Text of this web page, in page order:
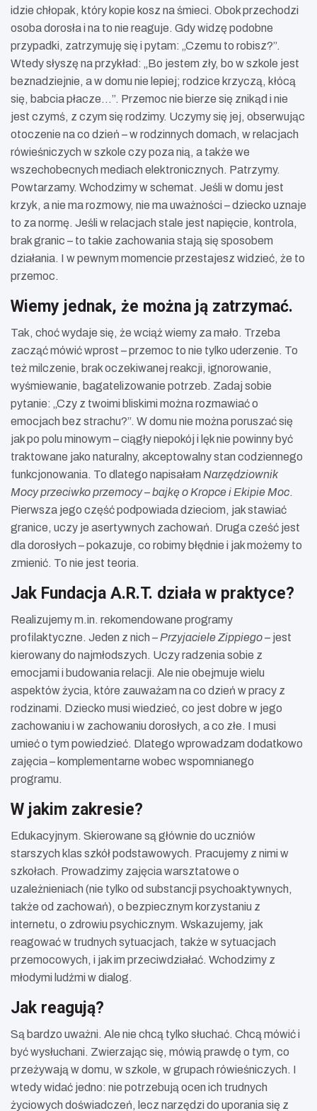
idzie chłopak, który kopie kosz na śmieci. Obok przechodzi
osoba dorosła i na to nie reaguje. Gdy widzę podobne
przypadki, zatrzymuję się i pytam: „Czemu to robisz?”.
Wtedy słyszę na przykład: „Bo jestem zły, bo w szkole jest
beznadziejnie, a w domu nie lepiej; rodzice krzyczą, kłócą
się, babcia płacze…”. Przemoc nie bierze się znikąd i nie
jest czymś, z czym się rodzimy. Uczymy się jej, obserwując
otoczenie na co dzień – w rodzinnych domach, w relacjach
rówieśniczych w szkole czy poza nią, a także we
wszechobecnych mediach elektronicznych. Patrzymy.
Powtarzamy. Wchodzimy w schemat. Jeśli w domu jest
krzyk, a nie ma rozmowy, nie ma uważności – dziecko uznaje
to za normę. Jeśli w relacjach stale jest napięcie, kontrola,
brak granic – to takie zachowania stają się sposobem
działania. I w pewnym momencie przestajesz widzieć, że to
przemoc.
Wiemy jednak, że można ją zatrzymać.
Tak, choć wydaje się, że wciąż wiemy za mało. Trzeba
zacząć mówić wprost – przemoc to nie tylko uderzenie. To
też milczenie, brak oczekiwanej reakcji, ignorowanie,
wyśmiewanie, bagatelizowanie potrzeb. Zadaj sobie
pytanie: „Czy z twoimi bliskimi można rozmawiać o
emocjach bez strachu?”. W domu nie można poruszać się
jak po polu minowym – ciągły niepokój i lęk nie powinny być
traktowane jako naturalny, akceptowalny stan codziennego
funkcjonowania. To dlatego napisałam Narzędziownik
Mocy przeciwko przemocy – bajkę o Kropce i Ekipie Moc.
Pierwsza jego część podpowiada dzieciom, jak stawiać
granice, uczy je asertywnych zachowań. Druga cześć jest
dla dorosłych – pokazuje, co robimy błędnie i jak możemy to
zmienić. To nie jest teoria.
Jak Fundacja A.R.T. działa w praktyce?
Realizujemy m.in. rekomendowane programy
profilaktyczne. Jeden z nich – Przyjaciele Zippiego– jest
kierowany do najmłodszych. Uczy radzenia sobie z
emocjami i budowania relacji. Ale nie obejmuje wielu
aspektów życia, które zauważam na co dzień w pracy z
rodzinami. Dziecko musi wiedzieć, co jest dobre w jego
zachowaniu i w zachowaniu dorosłych, a co złe. I musi
umieć o tym powiedzieć. Dlatego wprowadzam dodatkowo
zajęcia – komplementarne wobec wspomnianego
programu.
W jakim zakresie?
Edukacyjnym. Skierowane są głównie do uczniów
starszych klas szkół podstawowych. Pracujemy z nimi w
szkołach. Prowadzimy zajęcia warsztatowe o
uzależnieniach (nie tylko od substancji psychoaktywnych,
także od zachowań), o bezpiecznym korzystaniu z
internetu, o zdrowiu psychicznym. Wskazujemy, jak
reagować w trudnych sytuacjach, także w sytuacjach
przemocowych, i jak im przeciwdziałać. Wchodzimy z
młodymi ludźmi w dialog.
Jak reagują?
Są bardzo uważni. Ale nie chcą tylko słuchać. Chcą mówić i
być wysłuchani. Zwierzając się, mówią prawdę o tym, co
przeżywają w domu, w szkole, w grupach rówieśniczych. I
wtedy widać jedno: nie potrzebują ocen ich trudnych
życiowych doświadczeń, lecz narzędzi do uporania się z